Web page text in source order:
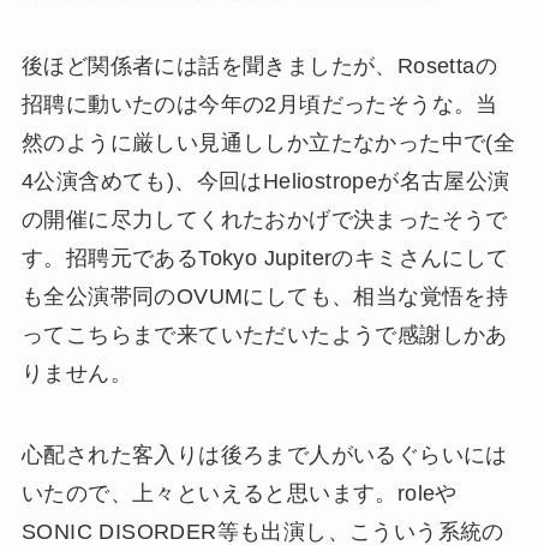
後ほど関係者には話を聞きましたが、Rosettaの
招聘に動いたのは今年の2月頃だったそうな。当
然のように厳しい見通ししか立たなかった中で(全
4公演含めても)、今回はHeliostropeが名古屋公演
の開催に尽力してくれたおかげで決まったそうで
す。招聘元であるTokyo Jupiterのキミさんにして
も全公演帯同のOVUMにしても、相当な覚悟を持
ってこちらまで来ていただいたようで感謝しかあ
りません。
心配された客入りは後ろまで人がいるぐらいには
いたので、上々といえると思います。roleや
SONIC DISORDER等も出演し、こういう系統の